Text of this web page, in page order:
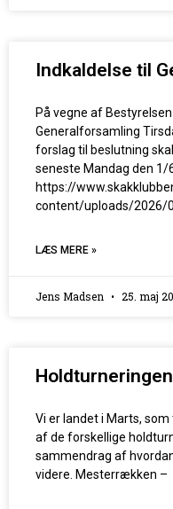
Indkaldelse til
På vegne af
Generalforsamling
forslag til beslutning
seneste Mandag den 1/
https://
content/uploads/2026/
LÆS MERE »
Jens Madsen 25. maj
Vi er landet i Marts,
af de forskellige
sammendrag af
videre. Mesterrækken –